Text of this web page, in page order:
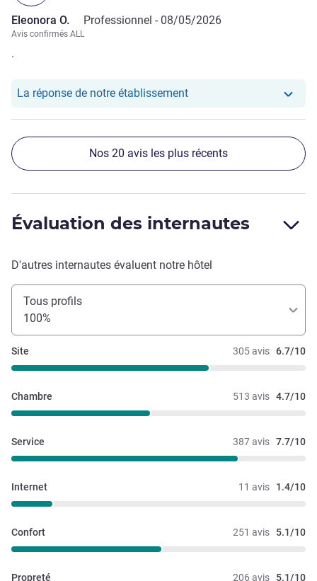
Eleonora O. Professionnel - 08/05/2026
Avis confirmés ALL
.
La réponse de notre établissementNotre hôtel a repondu au
Nos 20 avis les plus récents
Évaluation des internautes
D'autres internautes évaluent notre hôtel
Tous profils
100%
305 avis 6.7/10
Site
513 avis 4.7/10
Chambre
387 avis 7.7/10
Service
11 avis 1.4/10
Internet
251 avis 5.1/10
Confort
206 avis 5.1/10
Propreté